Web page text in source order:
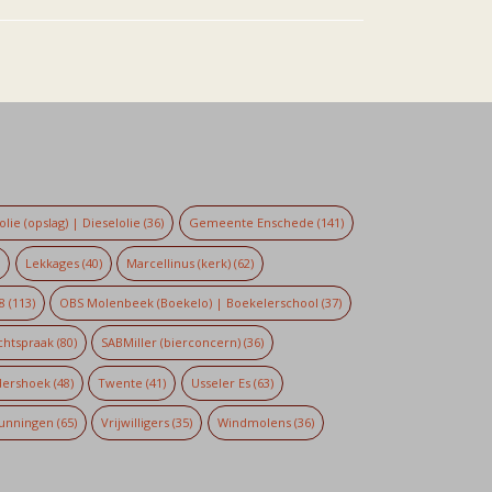
(opslag) | Dieselolie (36) Gemeente Enschede (141)
Lekkages(40) Marcellinus (kerk) (62)
(113) OBS Molenbeek (Boekelo) | Boekelerschool (37)
(80) SABMiller (bierconcern) (36)
(48) Twente (41) Usseler Es(63)
(65) Vrijwilligers (35) Windmolens(36)